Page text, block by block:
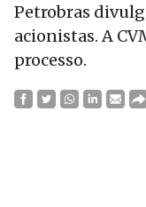
Petrobras
acionistas. A
processo.